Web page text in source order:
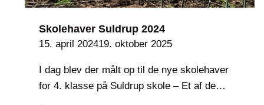
l
e
h
v
e
Skolehaver Suldrup 2024
15. april 202419. oktober 2025
I dag blev der målt op til de nye skolehaver
for 4. klasse på Suldrup skole – Et af de…